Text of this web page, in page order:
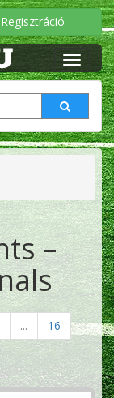
Regisztráció
–
...
16